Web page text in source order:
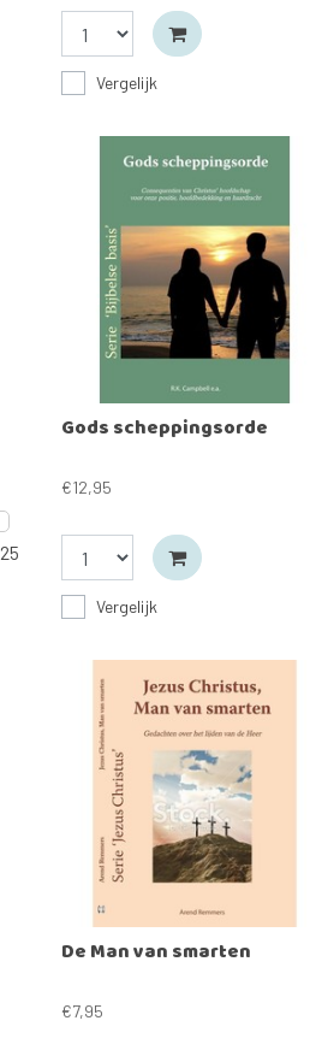
25
Vergelijk
Gods scheppingsorde
€12,95
Vergelijk
De Man van smarten
€7,95